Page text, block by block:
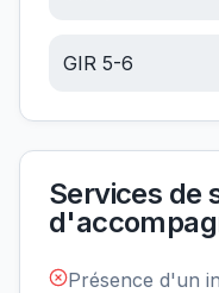
GIR 5-6
Services de
Présence d'un